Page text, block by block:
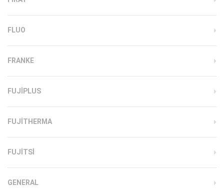
FLUO
FRANKE
FUJIPLUS
FUJITHERMA
FUJITSI
GENERAL